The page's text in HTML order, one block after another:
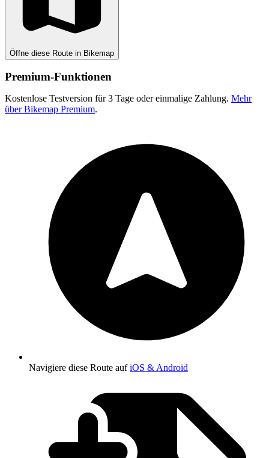
Öffne diese Route in Bikemap
Premium-Funktionen
Kostenlose Testversion für 3 Tage oder einmalige Zahlung. Mehr
über Bikemap Premium.
Navigiere diese Route aufiOS & Android